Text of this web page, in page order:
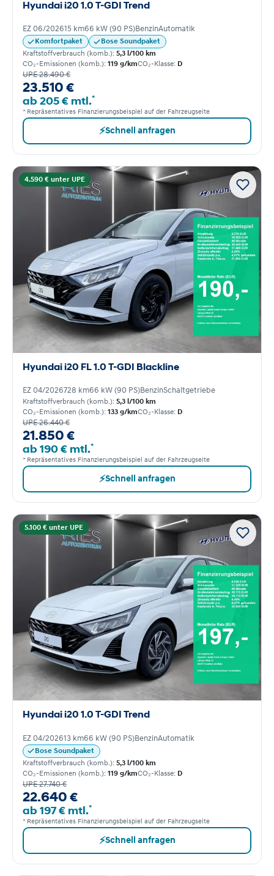
Hyundai i20 1.0 T-GDI Trend
EZ 06/202615 km66 kW (90 PS)BenzinAutomatik
Komfortpaket
Bose Soundpaket
Kraftstoffverbrauch (komb.): 5,3 l/100 km
CO₂-Emissionen (komb.): 119 g/kmCO₂-Klasse: D
UPE 28.490 €
23.510 €
ab 205 € mtl.*
* Repräsentatives Finanzierungsbeispiel auf der Fahrzeugseite
⚡Schnell anfragen
4.590 € unter UPE
Hyundai i20 FL 1.0 T-GDI Blackline
EZ 04/2026728 km66 kW (90 PS)BenzinSchaltgetriebe
Kraftstoffverbrauch (komb.): 5,3 l/100 km
CO₂-Emissionen (komb.): 133 g/kmCO₂-Klasse: D
UPE 26.440 €
21.850 €
ab 190 € mtl.*
* Repräsentatives Finanzierungsbeispiel auf der Fahrzeugseite
⚡Schnell anfragen
5.100 € unter UPE
Hyundai i20 1.0 T-GDI Trend
EZ 04/202613 km66 kW (90 PS)BenzinAutomatik
Bose Soundpaket
Kraftstoffverbrauch (komb.): 5,3 l/100 km
CO₂-Emissionen (komb.): 119 g/kmCO₂-Klasse: D
UPE 27.740 €
22.640 €
ab 197 € mtl.*
* Repräsentatives Finanzierungsbeispiel auf der Fahrzeugseite
⚡Schnell anfragen